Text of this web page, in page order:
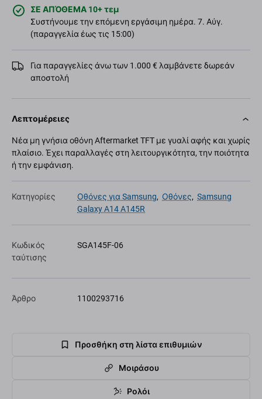
ΣΕ ΑΠΌΘΕΜΑ 10+ τεμ
Συστήνουμε την επόμενη εργάσιμη ημέρα. 7. Αύγ.
(παραγγελία έως τις 15:00)
Για παραγγελίες άνω των 1.000 € λαμβάνετε δωρεάν
αποστολή
Λεπτομέρειες
Νέα μη γνήσια οθόνη Aftermarket TFT με γυαλί αφής και χωρίς
πλαίσιο. Έχει παραλλαγές στη λειτουργικότητα, την ποιότητα
ή την εμφάνιση.
Κατηγορίες Οθόνες για Samsung, Οθόνες, Samsung
Galaxy A14 A145R
Κωδικός
ταύτισης
SGA145F-06
Άρθρο 1100293716
Προσθήκη στη λίστα επιθυμιών
Μοιράσου
Ρολόι